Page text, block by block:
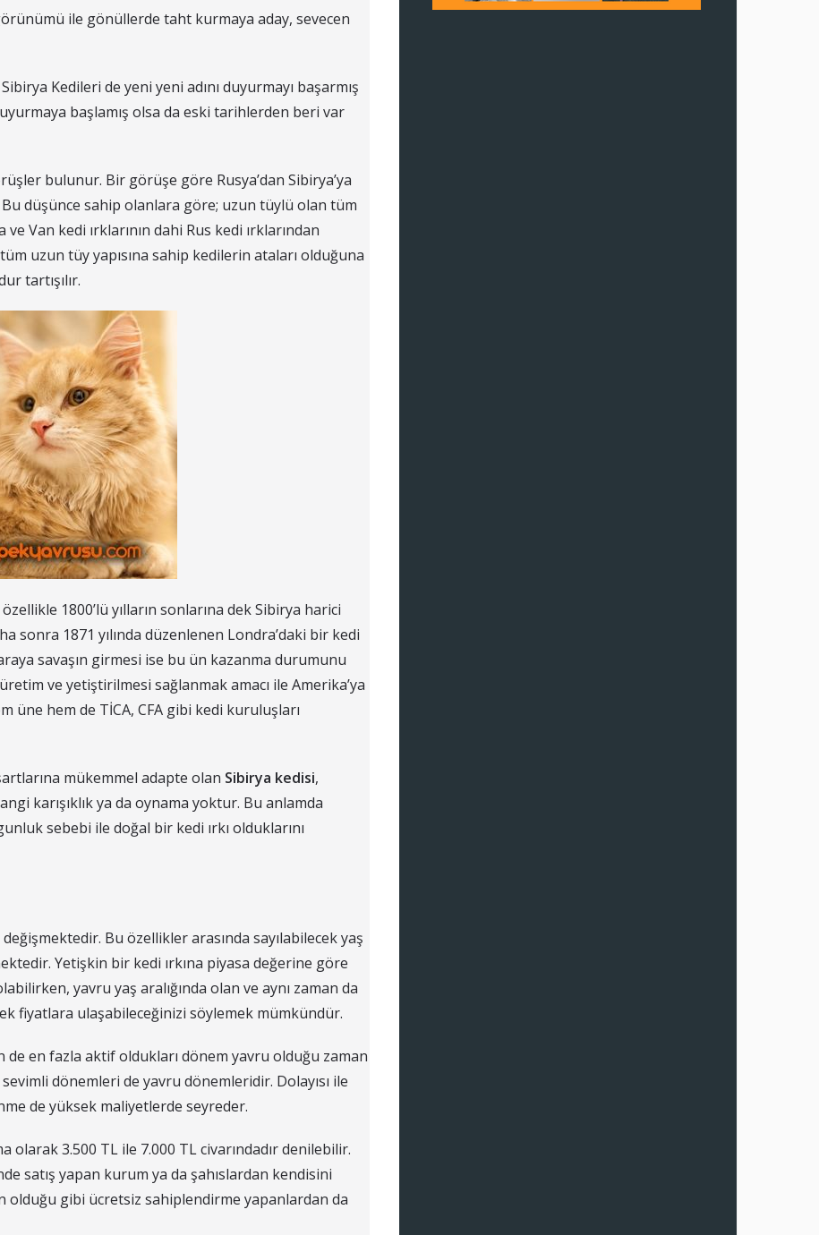
ile gönüllerde taht kurmaya aday, sevecen
Kedileri de yeni yeni adını duyurmayı başarmış
başlamış olsa da eski tarihlerden beri var
bulunur. Bir görüşe göre Rusya’dan Sibirya’ya
düşünce sahip olanlara göre; uzun tüylü olan tüm
Van kedi ırklarının dahi Rus kedi ırklarından
uzun tüy yapısına sahip kedilerin ataları olduğuna
tartışılır.
1800’lü yılların sonlarına dek Sibirya harici
sonra 1871 yılında düzenlenen Londra’daki bir kedi
savaşın girmesi ise bu ün kazanma durumunu
ve yetiştirilmesi sağlanmak amacı ile Amerika’ya
üne hem de TİCA, CFA gibi kedi kuruluşları
mükemmel adapte olan Sibirya kedisi,
karışıklık ya da oynama yoktur. Bu anlamda
sebebi ile doğal bir kedi ırkı olduklarını
Bu özellikler arasında sayılabilecek yaş
Yetişkin bir kedi ırkına piyasa değerine göre
yavru yaş aralığında olan ve aynı zaman da
fiyatlara ulaşabileceğinizi söylemek mümkündür.
de en fazla aktif oldukları dönem yavru olduğu zaman
dönemleri de yavru dönemleridir. Dolayısı ile
de yüksek maliyetlerde seyreder.
olarak 3.500 TL ile 7.000 TL civarındadır denilebilir.
satış yapan kurum ya da şahıslardan kendisini
gibi ücretsiz sahiplendirme yapanlardan da